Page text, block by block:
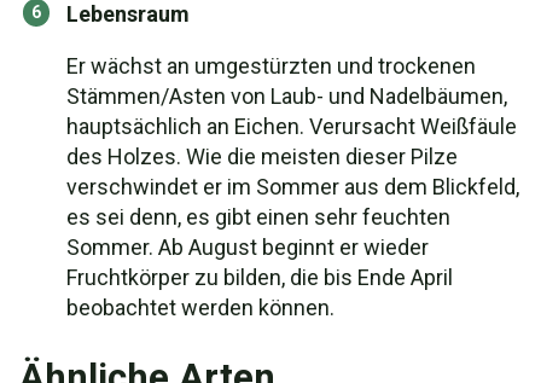
Lebensraum
Er wächst an umgestürzten und trockenen
Stämmen/Asten von Laub- und Nadelbäumen,
hauptsächlich an Eichen. Verursacht Weißfäule
des Holzes. Wie die meisten dieser Pilze
verschwindet er im Sommer aus dem Blickfeld,
es sei denn, es gibt einen sehr feuchten
Sommer. Ab August beginnt er wieder
Fruchtkörper zu bilden, die bis Ende April
beobachtet werden können.